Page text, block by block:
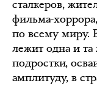
сталкеров,
фильма-
по всему миру.
лежит одна и та
подростки,
амплитуду, в